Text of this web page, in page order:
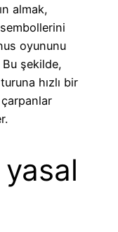
almak,
oyununu
Bu şekilde,
hızlı bir